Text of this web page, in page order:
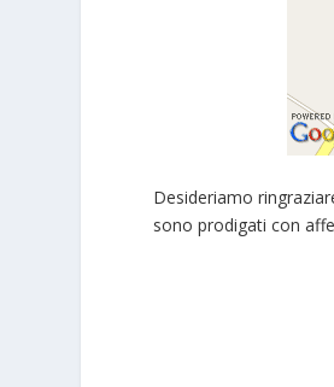
Desideriamo
sono prodigati con